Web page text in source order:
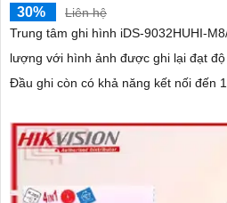
30%
Liên hệ
Trung tâm ghi hình iDS-9032HUHI-
lượng với hình ảnh được ghi lại đạt độ
Đầu ghi còn có khả năng kết nối đến